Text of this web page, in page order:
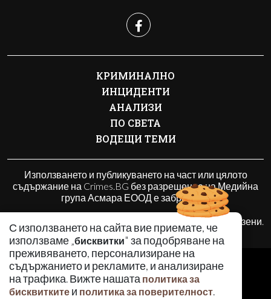
С използването на сайта вие приемате, че
използваме „бисквитки" за подобряване на
преживяването, персонализиране на
съдържанието и рекламите, и анализиране
на трафика. Вижте нашата политика за
бисквитките и политика за поверителност.
КРИМИНАЛНО
ИНЦИДЕНТИ
АНАЛИЗИ
ПО СВЕТА
ВОДЕЩИ ТЕМИ
Използването и публикуването на част или цялото
съдържание на Crimes.BG без разрешение на Медийна
група Асмара ЕООД е забранено.
© 2010 - 2026 | Crimes.BG. Всички права запазени.
РЕКЛАМА
КОНТАКТИ
ОБЩИ УСЛОВИЯ